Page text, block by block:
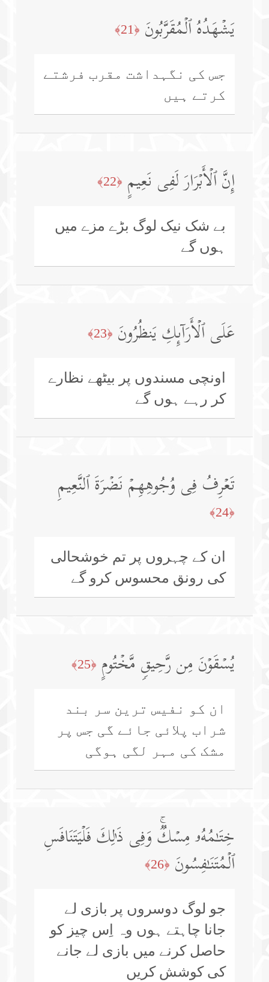
یَشۡهَدُهُ ٱلۡمُقَرَّبُونَ ﴿21﴾
جس کی نگہداشت مقرب فرشتے
کرتے ہیں
إِنَّ ٱلۡأَبۡرَارَ لَفِی نَعِیمٍ ﴿22﴾
بے شک نیک لوگ بڑے مزے میں
ہوں گے
عَلَى ٱلۡأَرَاۤىِٕكِ یَنظُرُونَ ﴿23﴾
اونچی مسندوں پر بیٹھے نظارے
کر رہے ہوں گے
تَعۡرِفُ فِی وُجُوهِهِمۡ نَضۡرَةَ ٱلنَّعِیمِ
﴿24﴾
ان کے چہروں پر تم خوشحالی
کی رونق محسوس کرو گے
یُسۡقَوۡنَ مِن رَّحِیقࣲ مَّخۡتُومٍ ﴿25﴾
ان کو نفیس ترین سر بند
شراب پلائی جائے گی جس پر
مشک کی مہر لگی ہوگی
خِتَـٰمُهُۥ مِسۡكࣱۚ وَفِی ذَ ٰ⁠لِكَ فَلۡیَتَنَافَسِ
ٱلۡمُتَنَـٰفِسُونَ ﴿26﴾
جو لوگ دوسروں پر بازی لے
جانا چاہتے ہوں وہ اِس چیز کو
حاصل کرنے میں بازی لے جانے
کی کوشش کریں